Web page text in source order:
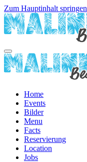
Zum Hauptinhalt springen
Home
Events
Bilder
Menu
Facts
Reservierung
Location
Jobs